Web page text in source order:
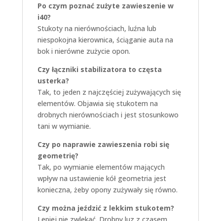
Po czym poznać zużyte zawieszenie w
i40?
Stukoty na nierównościach, luźna lub
niespokojna kierownica, ściąganie auta na
bok i nierówne zużycie opon.
Czy łączniki stabilizatora to częsta
usterka?
Tak, to jeden z najczęściej zużywających się
elementów. Objawia się stukotem na
drobnych nierównościach i jest stosunkowo
tani w wymianie.
Czy po naprawie zawieszenia robi się
geometrię?
Tak, po wymianie elementów mających
wpływ na ustawienie kół geometria jest
konieczna, żeby opony zużywały się równo.
Czy można jeździć z lekkim stukotem?
Lepiej nie zwlekać. Drobny luz z czasem